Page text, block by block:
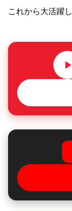
これから大活躍